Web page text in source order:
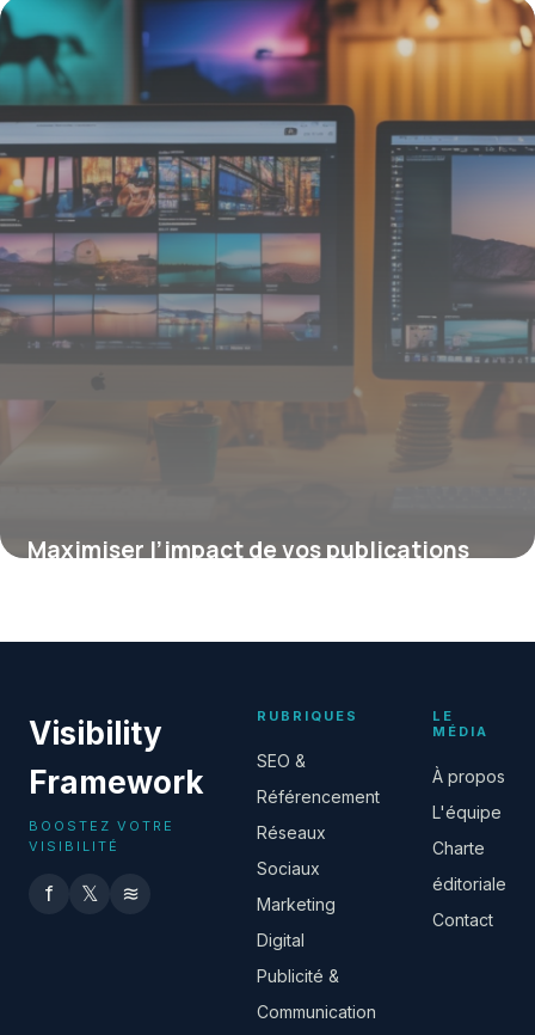
Maximise l’Engagement et la Performance
16 juin 2026
Maximiser l’impact de vos publications
Visibility
Framework
BOOSTEZ VOTRE
VISIBILITÉ
f 𝕏 ≋
RUBRIQUES
SEO &
Référencement
Réseaux
Sociaux
Marketing
Digital
Publicité &
Communication
LE
MÉDIA
À propos
L'équipe
Charte
éditoriale
Contact